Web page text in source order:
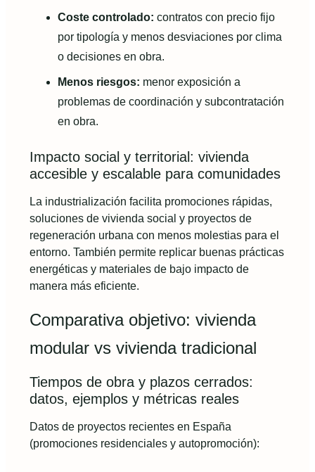
Coste controlado: contratos con precio fijo
por tipología y menos desviaciones por clima
o decisiones en obra.
Menos riesgos: menor exposición a
problemas de coordinación y subcontratación
en obra.
Impacto social y territorial: vivienda
accesible y escalable para comunidades
La industrialización facilita promociones rápidas,
soluciones de vivienda social y proyectos de
regeneración urbana con menos molestias para el
entorno. También permite replicar buenas prácticas
energéticas y materiales de bajo impacto de
manera más eficiente.
Comparativa objetivo: vivienda
modular vs vivienda tradicional
Tiempos de obra y plazos cerrados:
datos, ejemplos y métricas reales
Datos de proyectos recientes en España
(promociones residenciales y autopromoción):